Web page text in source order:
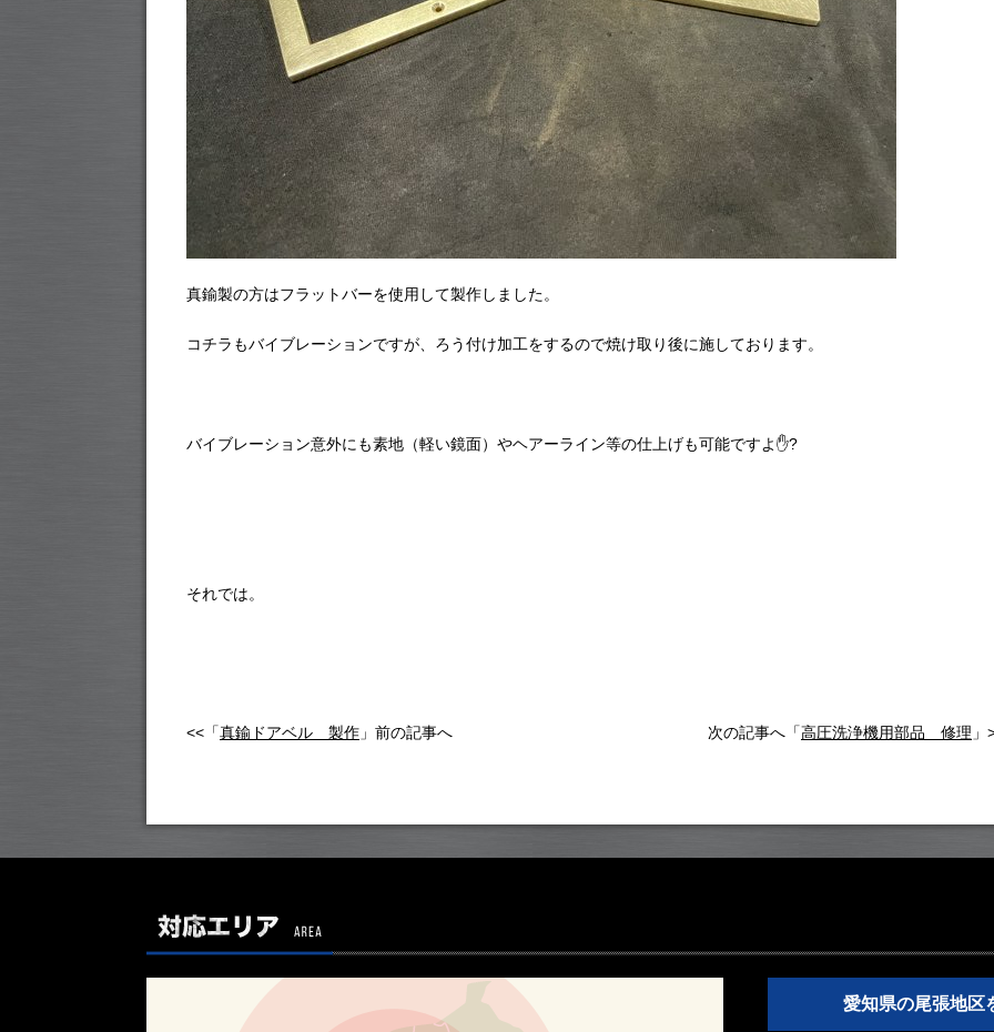
真鍮製の方はフラットバーを使用して製作しました。
コチラもバイブレーションですが、ろう付け加工をするので焼け取り後に施しております。
バイブレーション意外にも素地（軽い鏡面）やヘアーライン等の仕上げも可能ですよ✋?
それでは。
<<「真鍮ドアベル 製作 」前の記事へ 次の記事へ「高圧洗浄機用部品 修理 」
愛知県の尾張地区